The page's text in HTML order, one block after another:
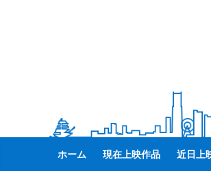
リ
ホーム 現在上映作品 近日上